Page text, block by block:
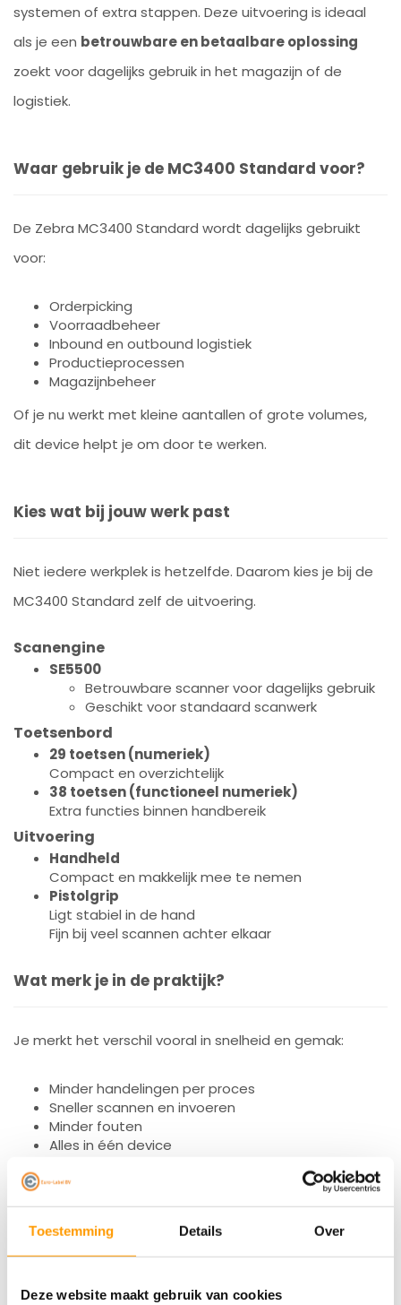
Toestemming Details Over
Deze website maakt gebruik van cookies
systemen of extra stappen. Deze uitvoering is ideaal
als je een betrouwbare en betaalbare oplossing
zoekt voor dagelijks gebruik in het magazijn of de
logistiek.
Waar gebruik je de MC3400 Standard voor?
De Zebra MC3400 Standard wordt dagelijks gebruikt
voor:
Orderpicking
Voorraadbeheer
Inbound en outbound logistiek
Productieprocessen
Magazijnbeheer
Of je nu werkt met kleine aantallen of grote volumes,
dit device helpt je om door te werken.
Kies wat bij jouw werk past
Niet iedere werkplek is hetzelfde. Daarom kies je bij de
MC3400 Standard zelf de uitvoering.
Scanengine
SE5500
Betrouwbare scanner voor dagelijks gebruik
Geschikt voor standaard scanwerk
Toetsenbord
29 toetsen (numeriek)
Compact en overzichtelijk
38 toetsen (functioneel numeriek)
Extra functies binnen handbereik
Uitvoering
Handheld
Compact en makkelijk mee te nemen
Pistolgrip
Ligt stabiel in de hand
Fijn bij veel scannen achter elkaar
Wat merk je in de praktijk?
Je merkt het verschil vooral in snelheid en gemak:
Minder handelingen per proces
Sneller scannen en invoeren
Minder fouten
Alles in één device
Dat zorgt voor rust op de werkvloer.
Techniek die gewoon werkt